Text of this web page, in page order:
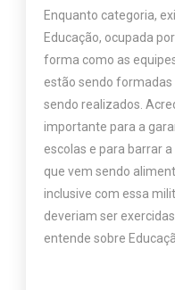
Enquanto categoria,
Educação, ocupada
forma como as
estão sendo
sendo realizados.
importante para a
escolas e para barrar
que vem sendo
inclusive com essa
deveriam ser
entende sobre